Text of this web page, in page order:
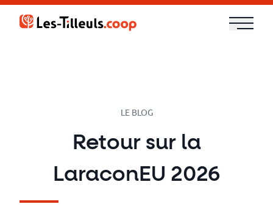
Aller
Formations
Cloud
DevOps
LE BLOG
Retour sur la
LaraconEU 2026